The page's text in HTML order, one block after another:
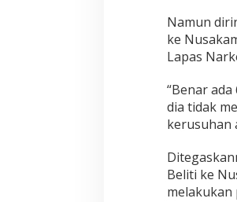
Namun
ke
Lapas
“Benar
dia tidak
kerusuhan
Beliti ke
melakukan